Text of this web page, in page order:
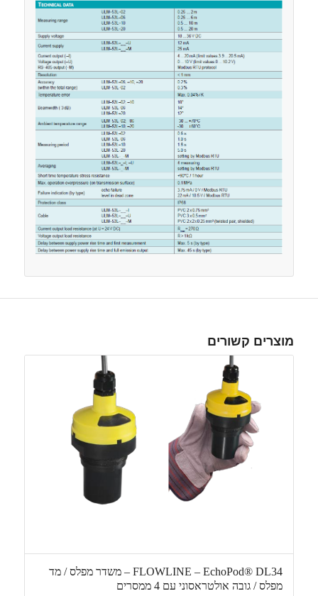
מוצרים קשורים
FLOWLINE – EchoPod® DL34 – משדר מפלס / מד
מפלס / גובה אולטראסוני עם 4 ממסרים